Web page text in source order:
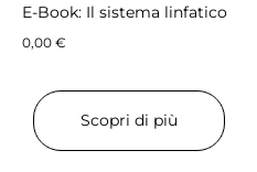
E-Book: Il sistema linfatico
0,00 €
Scopri di più